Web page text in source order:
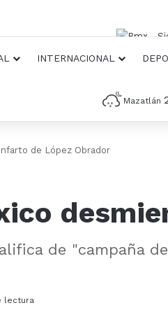
INTERNACIONAL
Mazatlán
de López Obrador
de "campaña
lectura